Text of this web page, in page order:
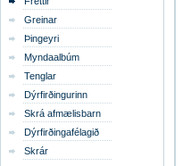
Greinar
Þingeyri
Myndaalbúm
Tenglar
Dýrfirðingurinn
Skrá afmælisbarn
Dýrfirðingafélagið
Skrár